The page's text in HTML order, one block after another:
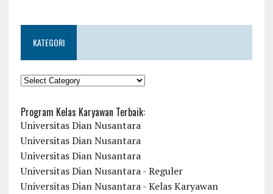
KATEGORI
KATEGORI
Program Kelas Karyawan Terbaik:
Universitas Dian Nusantara
Universitas Dian Nusantara
Universitas Dian Nusantara
Universitas Dian Nusantara - Reguler
Universitas Dian Nusantara - Kelas Karyawan